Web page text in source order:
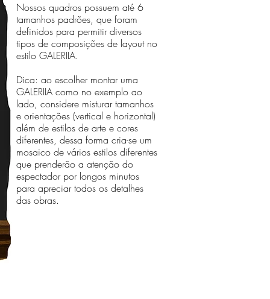
Nossos quadros possuem até 6
tamanhos padrões, que foram
definidos para permitir diversos
tipos de composições de layout no
estilo GALERIIA.
Dica: ao escolher montar uma
GALERIIA como no exemplo ao
lado, considere misturar tamanhos
e orientações (vertical e horizontal)
além de estilos de arte e cores
diferentes, dessa forma cria-se um
mosaico de vários estilos diferentes
que prenderão a atenção do
espectador por longos minutos
para apreciar todos os detalhes
das obras.